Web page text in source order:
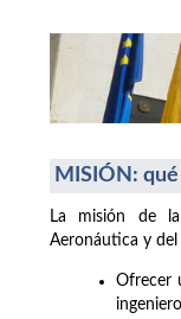
MISIÓN:
La misión de la
Aeronáutica y del
Ofrecer